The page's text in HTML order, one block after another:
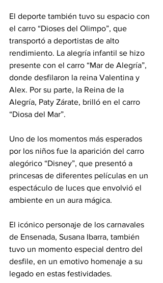
El deporte también tuvo su espacio con
el carro “Dioses del Olimpo”, que
transportó a deportistas de alto
rendimiento. La alegría infantil se hizo
presente con el carro “Mar de Alegría”,
donde desfilaron la reina Valentina y
Alex. Por su parte, la Reina de la
Alegría, Paty Zárate, brilló en el carro
“Diosa del Mar”.
Uno de los momentos más esperados
por los niños fue la aparición del carro
alegórico “Disney”, que presentó a
princesas de diferentes películas en un
espectáculo de luces que envolvió el
ambiente en un aura mágica.
El icónico personaje de los carnavales
de Ensenada, Susana Ibarra, también
tuvo un momento especial dentro del
desfile, en un emotivo homenaje a su
legado en estas festividades.